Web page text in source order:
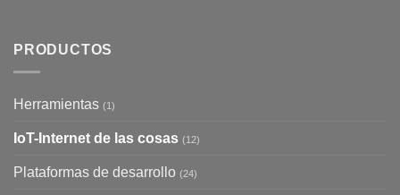
PRODUCTOS
Herramientas (1)
IoT-Internet de las cosas (12)
Plataformas de desarrollo (24)